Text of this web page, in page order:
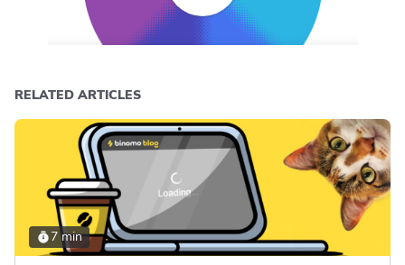
RELATED ARTICLES
7 min